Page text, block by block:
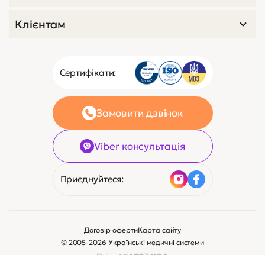
Сертифікати:
Замовити дзвінок
Viber консультація
Приєднуйтеся:
Клієнтам
© 2005-2026 Українські медичні системи
Договір офертиКарта сайту